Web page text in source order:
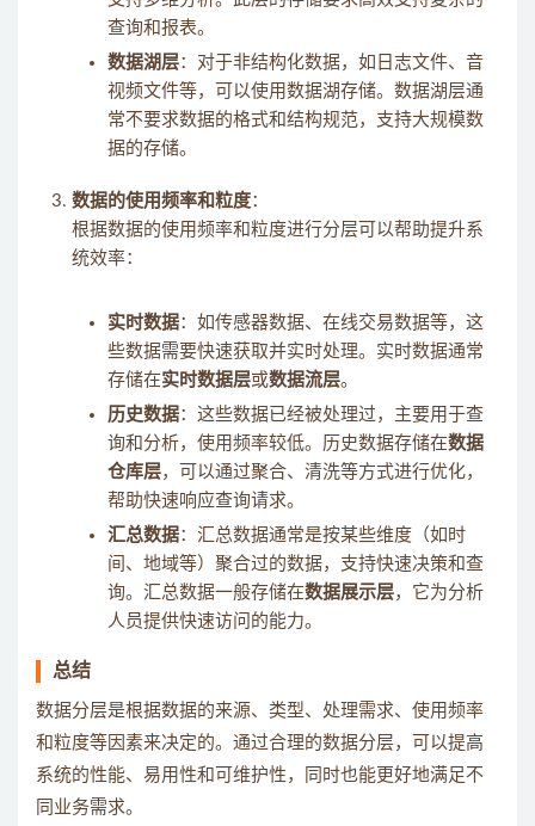
查询和报表。
数据湖层：对于非结构化数据，如日志文件、音
视频文件等，可以使用数据湖存储。数据湖层通
常不要求数据的格式和结构规范，支持大规模数
据的存储。
数据的使用频率和粒度：
根据数据的使用频率和粒度进行分层可以帮助提升系
统效率：
实时数据：如传感器数据、在线交易数据等，这
些数据需要快速获取并实时处理。实时数据通常
存储在实时数据层或数据流层。
历史数据：这些数据已经被处理过，主要用于查
询和分析，使用频率较低。历史数据存储在数据
仓库层，可以通过聚合、清洗等方式进行优化，
帮助快速响应查询请求。
汇总数据：汇总数据通常是按某些维度（如时
间、地域等）聚合过的数据，支持快速决策和查
询。汇总数据一般存储在数据展示层，它为分析
人员提供快速访问的能力。
总结
数据分层是根据数据的来源、类型、处理需求、使用频率
和粒度等因素来决定的。通过合理的数据分层，可以提高
系统的性能、易用性和可维护性，同时也能更好地满足不
同业务需求。